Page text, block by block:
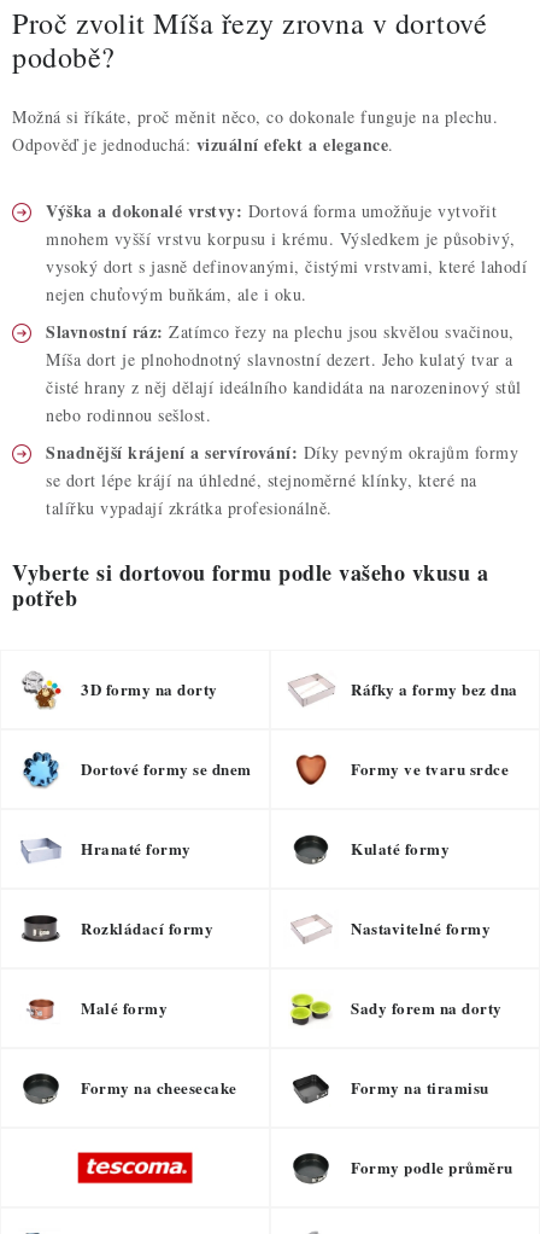
Proč zvolit Míša řezy zrovna v dortové
podobě?
Možná si říkáte, proč měnit něco, co dokonale funguje na plechu.
Odpověď je jednoduchá: vizuální efekt a elegance.
Výška a dokonalé vrstvy: Dortová forma umožňuje vytvořit
mnohem vyšší vrstvu korpusu i krému. Výsledkem je působivý,
vysoký dort s jasně definovanými, čistými vrstvami, které lahodí
nejen chuťovým buňkám, ale i oku.
Slavnostní ráz: Zatímco řezy na plechu jsou skvělou svačinou,
Míša dort je plnohodnotný slavnostní dezert. Jeho kulatý tvar a
čisté hrany z něj dělají ideálního kandidáta na narozeninový stůl
nebo rodinnou sešlost.
Snadnější krájení a servírování: Díky pevným okrajům formy
se dort lépe krájí na úhledné, stejnoměrné klínky, které na
talířku vypadají zkrátka profesionálně.
Vyberte si dortovou formu podle vašeho vkusu a
potřeb
3D formy na dorty Ráfky a formy bez dna
Dortové formy se dnem Formy ve tvaru srdce
Hranaté formy Kulaté formy
Rozkládací formy Nastavitelné formy
Malé formy Sady forem na dorty
Formy na cheesecake Formy na tiramisu
Formy podle průměru